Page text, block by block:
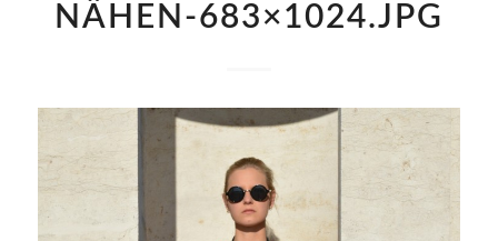
NÄHEN-683×1024.JPG